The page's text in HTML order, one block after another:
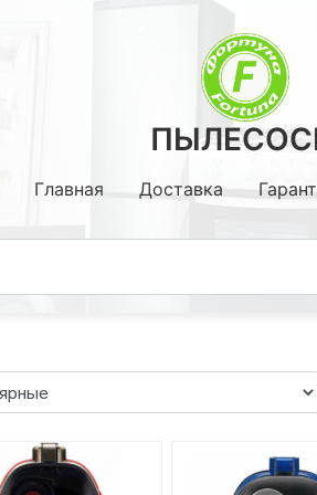
Главная Доставка
Кронштейны
Медиаплееры ,тюнеры Т2